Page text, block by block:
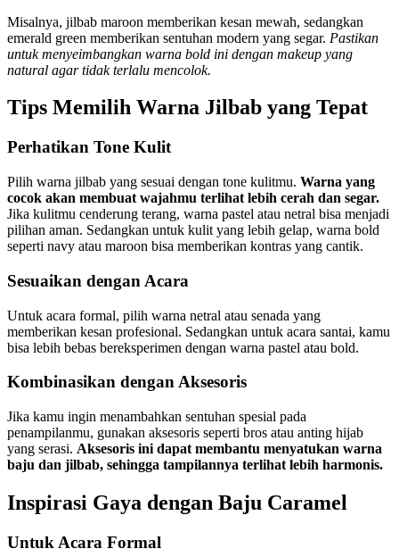
Misalnya, jilbab maroon memberikan kesan mewah, sedangkan
emerald green memberikan sentuhan modern yang segar. Pastikan
untuk menyeimbangkan warna bold ini dengan makeup yang
natural agar tidak terlalu mencolok.
Tips Memilih Warna Jilbab yang Tepat
Perhatikan Tone Kulit
Pilih warna jilbab yang sesuai dengan tone kulitmu. Warna yang
cocok akan membuat wajahmu terlihat lebih cerah dan segar.
Jika kulitmu cenderung terang, warna pastel atau netral bisa menjadi
pilihan aman. Sedangkan untuk kulit yang lebih gelap, warna bold
seperti navy atau maroon bisa memberikan kontras yang cantik.
Sesuaikan dengan Acara
Untuk acara formal, pilih warna netral atau senada yang
memberikan kesan profesional. Sedangkan untuk acara santai, kamu
bisa lebih bebas bereksperimen dengan warna pastel atau bold.
Kombinasikan dengan Aksesoris
Jika kamu ingin menambahkan sentuhan spesial pada
penampilanmu, gunakan aksesoris seperti bros atau anting hijab
yang serasi. Aksesoris ini dapat membantu menyatukan warna
baju dan jilbab, sehingga tampilannya terlihat lebih harmonis.
Inspirasi Gaya dengan Baju Caramel
Untuk Acara Formal